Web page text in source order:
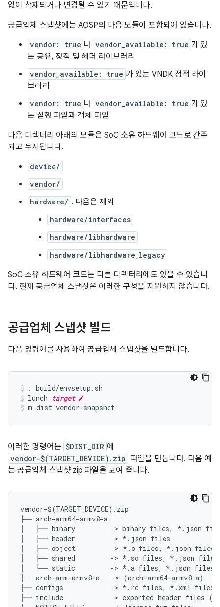
없이 삭제되거나 변경될 수 있기 때문입니다.
공급업체 스냅샷에는 AOSP의 다음 모듈이 포함되어 있습니다.
vendor: true 나 vendor_available: true 가 있
는 공유, 정적 및 헤더 라이브러리
vendor_available: true 가 있는 VNDK 정적 라이
브러리
vendor: true 나 vendor_available: true 가 있
는 실행 파일과 객체 파일
다음 디렉터리 아래의 모듈은 SoC 소유 하드웨어 코드로 간주
되고 무시됩니다.
device/
vendor/
hardware/ . 다음은 제외
hardware/interfaces
hardware/libhardware
hardware/libhardware_legacy
SoC 소유 하드웨어 코드는 다른 디렉터리에도 있을 수 있습니
다. 현재 공급업체 스냅샷은 이러한 구성을 지원하지 않습니다.
공급업체 스냅샷 빌드
다음 명령어를 사용하여 공급업체 스냅샷을 빌드합니다.
. build/envsetup.sh
lunch target
m dist vendor-snapshot
이러한 명령어는 $DIST_DIR 에
vendor-$(TARGET_DEVICE).zip 파일을 만듭니다. 다음 예
는 공급업체 스냅샷 zip 파일을 보여 줍니다.
vendor-$(TARGET_DEVICE).zip
├── arch-arm64-armv8-a
│   ├── binary         -> binary files, *.json
│   ├── header         -> *.json files
│   ├── object         -> *.o files, *.json files
│   ├── shared         -> *.so files, *.json files
│   └── static         -> *.a files, *.json files
├── arch-arm-armv8-a   -> (arch-arm64-armv8-a)
├── configs            -> *.rc files, *.xml files
├── include            -> exported header files